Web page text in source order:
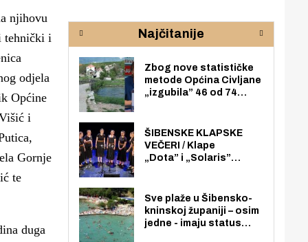
njihovu
tehnički i
odjela
Općine
i
Gornje
te
duga
rijeke Krke
Najčitanije
Zbog nove statističke
metode Općina Civljane
„izgubila” 46 od 74
nego radno sposobnih
osoba među svojih 170
stanovnika.
ŠIBENSKE KLAPSKE
VEČERI / Klape
„Dota” i „Solaris”
loži
Sve plaže u Šibensko-
kninskoj županiji – osim
jedne - imaju status